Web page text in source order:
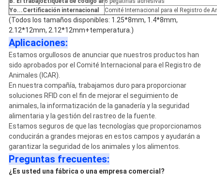
Yo...Certificación internacional Comité Internacional para el Registro de
(Todos los tamaños disponibles: 1.25*8mm, 1.4*8mm,
2.12*12mm, 2.12*12mm+temperatura.)
Aplicaciones:
Estamos orgullosos de anunciar que nuestros productos han
sido aprobados por el Comité Internacional para el Registro de
Animales (ICAR).
En nuestra compañía, trabajamos duro para proporcionar
soluciones RFID con el fin de mejorar el seguimiento de
animales, la informatización de la ganadería y la seguridad
alimentaria y la gestión del rastreo de la fuente.
Estamos seguros de que las tecnologías que proporcionamos
conducirán a grandes mejoras en estos campos y ayudarán a
garantizar la seguridad de los animales y los alimentos.
Preguntas frecuentes:
¿Es usted una fábrica o una empresa comercial?